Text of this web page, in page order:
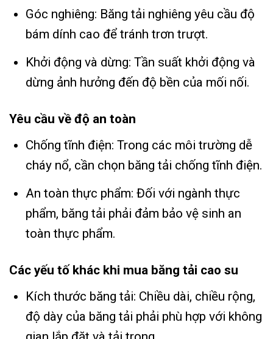
Góc nghiêng: Băng tải nghiêng yêu cầu độ
bám dính cao để tránh trơn trượt.
Khởi động và dừng: Tần suất khởi động và
dừng ảnh hưởng đến độ bền của mối nối.
Yêu cầu về độ an toàn
Chống tĩnh điện: Trong các môi trường dễ
cháy nổ, cần chọn băng tải chống tĩnh điện.
An toàn thực phẩm: Đối với ngành thực
phẩm, băng tải phải đảm bảo vệ sinh an
toàn thực phẩm.
Các yếu tố khác khi mua băng tải cao su
Kích thước băng tải: Chiều dài, chiều rộng,
độ dày của băng tải phải phù hợp với không